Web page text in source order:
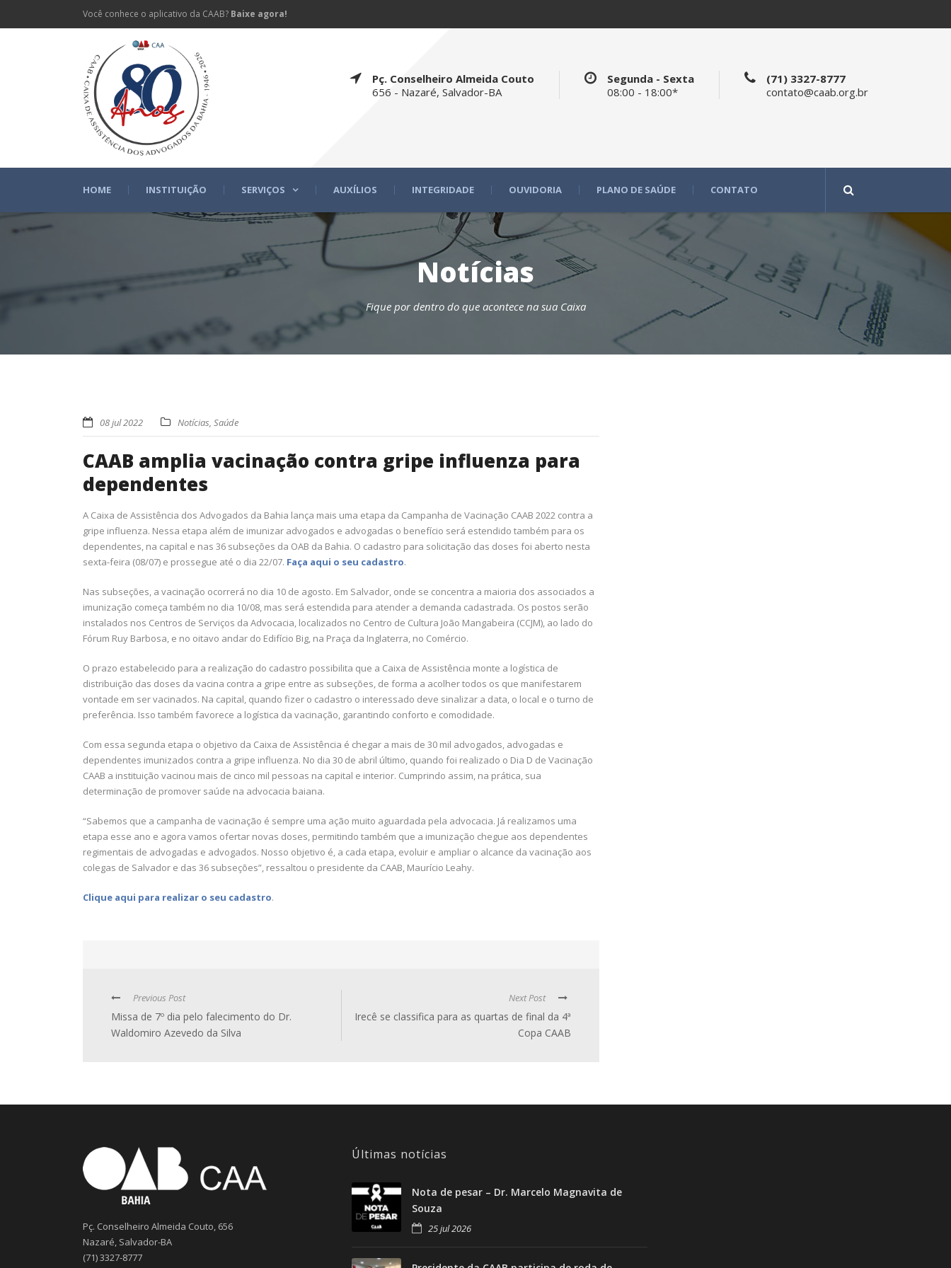
Você conhece o aplicativo da CAAB? Baixe agora!
Pç. Conselheiro Almeida Couto
656 - Nazaré, Salvador-BA
Segunda - Sexta
08:00 - 18:00*
(71) 3327-8777
contato@caab.org.br
HOME INSTITUIÇÃO SERVIÇOS AUXÍLIOS INTEGRIDADE OUVIDORIA PLANO DE SAÚDE CONTATO
Notícias
Fique por dentro do que acontece na sua Caixa
08 jul 2022 Notícias, Saúde
CAAB amplia vacinação contra gripe influenza para
dependentes
A Caixa de Assistência dos Advogados da Bahia lança mais uma etapa da Campanha de Vacinação CAAB 2022 contra a
gripe influenza. Nessa etapa além de imunizar advogados e advogadas o benefício será estendido também para os
dependentes, na capital e nas 36 subseções da OAB da Bahia. O cadastro para solicitação das doses foi aberto nesta
sexta-feira (08/07) e prossegue até o dia 22/07. Faça aqui o seu cadastro.
Nas subseções, a vacinação ocorrerá no dia 10 de agosto. Em Salvador, onde se concentra a maioria dos associados a
imunização começa também no dia 10/08, mas será estendida para atender a demanda cadastrada. Os postos serão
instalados nos Centros de Serviços da Advocacia, localizados no Centro de Cultura João Mangabeira (CCJM), ao lado do
Fórum Ruy Barbosa, e no oitavo andar do Edifício Big, na Praça da Inglaterra, no Comércio.
O prazo estabelecido para a realização do cadastro possibilita que a Caixa de Assistência monte a logística de
distribuição das doses da vacina contra a gripe entre as subseções, de forma a acolher todos os que manifestarem
vontade em ser vacinados. Na capital, quando fizer o cadastro o interessado deve sinalizar a data, o local e o turno de
preferência. Isso também favorece a logística da vacinação, garantindo conforto e comodidade.
Com essa segunda etapa o objetivo da Caixa de Assistência é chegar a mais de 30 mil advogados, advogadas e
dependentes imunizados contra a gripe influenza. No dia 30 de abril último, quando foi realizado o Dia D de Vacinação
CAAB a instituição vacinou mais de cinco mil pessoas na capital e interior. Cumprindo assim, na prática, sua
determinação de promover saúde na advocacia baiana.
“Sabemos que a campanha de vacinação é sempre uma ação muito aguardada pela advocacia. Já realizamos uma
etapa esse ano e agora vamos ofertar novas doses, permitindo também que a imunização chegue aos dependentes
regimentais de advogadas e advogados. Nosso objetivo é, a cada etapa, evoluir e ampliar o alcance da vacinação aos
colegas de Salvador e das 36 subseções”, ressaltou o presidente da CAAB, Maurício Leahy.
Clique aqui para realizar o seu cadastro.
Previous Post
Missa de 7º dia pelo falecimento do Dr.
Waldomiro Azevedo da Silva
Next Post
Irecê se classifica para as quartas de final da 4ª
Copa CAAB
Pç. Conselheiro Almeida Couto, 656
Nazaré, Salvador-BA
(71) 3327-8777
Últimas notícias
Nota de pesar – Dr. Marcelo Magnavita de
Souza
25 jul 2026